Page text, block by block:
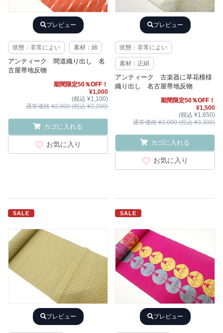
プレビュー
状態：非常によい 素材：綿
アンティーク 間道織り出し 名
古屋帯地反物
期間限定50％OFF！
¥1,000
(税込 ¥1,100)
通常価格 ¥2,000 (税込 ¥2,200)
カゴに入れる
お気に入り
プレビュー
状態：非常によい
素材：正絹
アンティーク 古楽器に草花模様
織り出し 名古屋帯地反物
期間限定50％OFF！
¥1,500
(税込 ¥1,650)
通常価格 ¥3,000 (税込 ¥3,300)
カゴに入れる
お気に入り
SALE
プレビュー
SALE
プレビュー